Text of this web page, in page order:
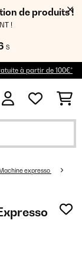
de produits !
!
S
à partir de 100€*
expresso